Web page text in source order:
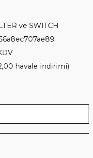
ve SWITCH
havale indirimi)